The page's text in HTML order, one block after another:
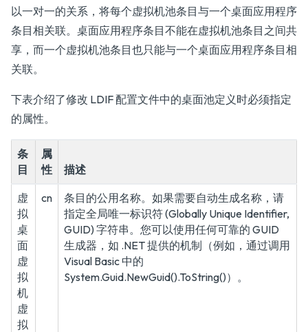
以一对一的关系，将每个虚拟机池条目与一个桌面应用程序
条目相关联。桌面应用程序条目不能在虚拟机池条目之间共
享，而一个虚拟机池条目也只能与一个桌面应用程序条目相
关联。
下表介绍了修改 LDIF 配置文件中的桌面池定义时必须指定
的属性。
条
目
属
性
描述
虚
拟
桌
面
虚
拟
机
虚
拟
cn
条目的公用名称。如果需要自动生成名称，请
指定全局唯一标识符 (Globally Unique Identifier,
GUID) 字符串。您可以使用任何可靠的 GUID
生成器，如 .NET 提供的机制（例如，通过调用
Visual Basic 中的
System.Guid.NewGuid().ToString()）。